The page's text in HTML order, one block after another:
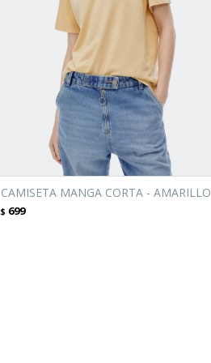
CAMISETA MANGA CORTA - AMARILLO
$ 699